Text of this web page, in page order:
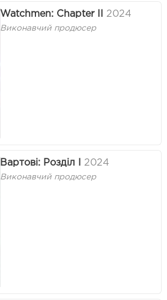
Watchmen: Chapter II 2024
Виконавчий продюсер
Вартові: Розділ I 2024
Виконавчий продюсер